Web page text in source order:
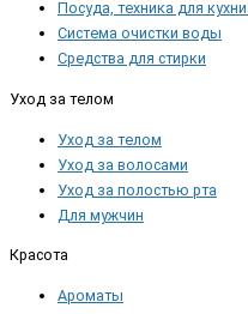
Посуда, техника для
Система очистки воды
Средства для стирки
Уход за телом
Уход за телом
Уход за волосами
Уход за полостью рта
Для мужчин
Красота
Ароматы